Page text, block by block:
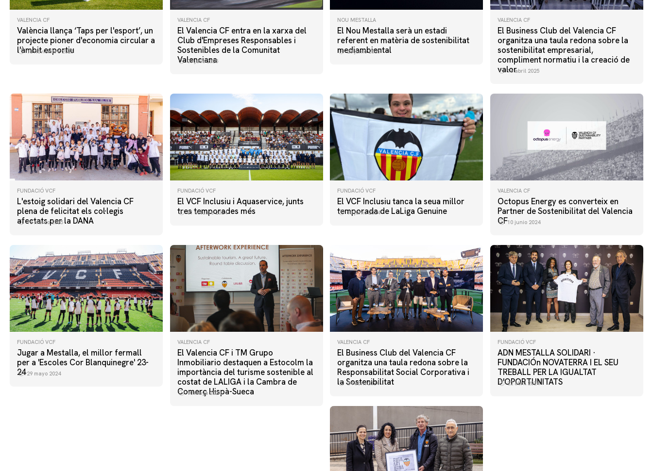
VALENCIA CF
València llança ‘Taps per l'esport’, un
projecte pioner d'economia circular a
l'àmbit esportiu
13 noviembre 2025
VALENCIA CF
El Valencia CF entra en la xarxa del
Club d'Empreses Responsables i
Sostenibles de la Comunitat
Valenciana
09 julio 2025
NOU MESTALLA
El Nou Mestalla serà un estadi
referent en matèria de sostenibilitat
mediambiental
20 junio 2025
VALENCIA CF
El Business Club del Valencia CF
organitza una taula redona sobre la
sostenibilitat empresarial,
compliment normatiu i la creació de
valor
16 abril 2025
FUNDACIÓ VCF
L'estoig solidari del Valencia CF
plena de felicitat els col·legis
afectats per la DANA
13 marzo 2025
FUNDACIÓ VCF
El VCF Inclusiu i Aquaservice, junts
tres temporades més
01 octubre 2024
FUNDACIÓ VCF
El VCF Inclusiu tanca la seua millor
temporada de LaLiga Genuine
10 junio 2024
VALENCIA CF
Octopus Energy es converteix en
Partner de Sostenibilitat del Valencia
CF10 junio 2024
FUNDACIÓ VCF
Jugar a Mestalla, el millor fermall
per a 'Escoles Cor Blanquinegre' 23-
2429 mayo 2024
VALENCIA CF
El Valencia CF i TM Grupo
Inmobiliario destaquen a Estocolm la
importància del turisme sostenible al
costat de LALIGA i la Cambra de
Comerç Hispà-Sueca
10 mayo 2024
VALENCIA CF
El Business Club del Valencia CF
organitza una taula redona sobre la
Responsabilitat Social Corporativa i
la Sostenibilitat
24 abril 2024
FUNDACIÓ VCF
ADN MESTALLA SOLIDARI ·
FUNDACIÓn NOVATERRA I EL SEU
TREBALL PER LA IGUALTAT
D'OPORTUNITATS
22 abril 2024